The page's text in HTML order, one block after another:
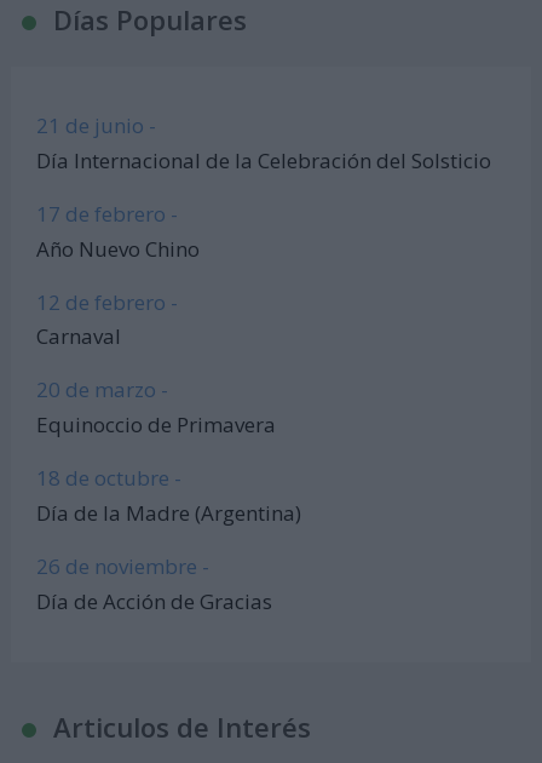
Días Populares
21 de junio -
Día Internacional de la Celebración del Solsticio
17 de febrero -
Año Nuevo Chino
12 de febrero -
Carnaval
20 de marzo -
Equinoccio de Primavera
18 de octubre -
Día de la Madre (Argentina)
26 de noviembre -
Día de Acción de Gracias
Articulos de Interés